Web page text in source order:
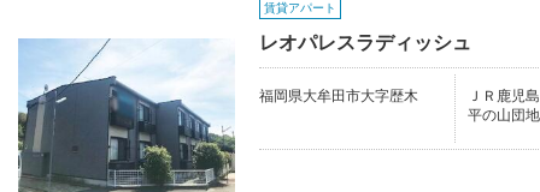
賃貸アパート
レオパレスラディッシュ
福岡県大牟田市大字歴木
ＪＲ鹿児
平の山団